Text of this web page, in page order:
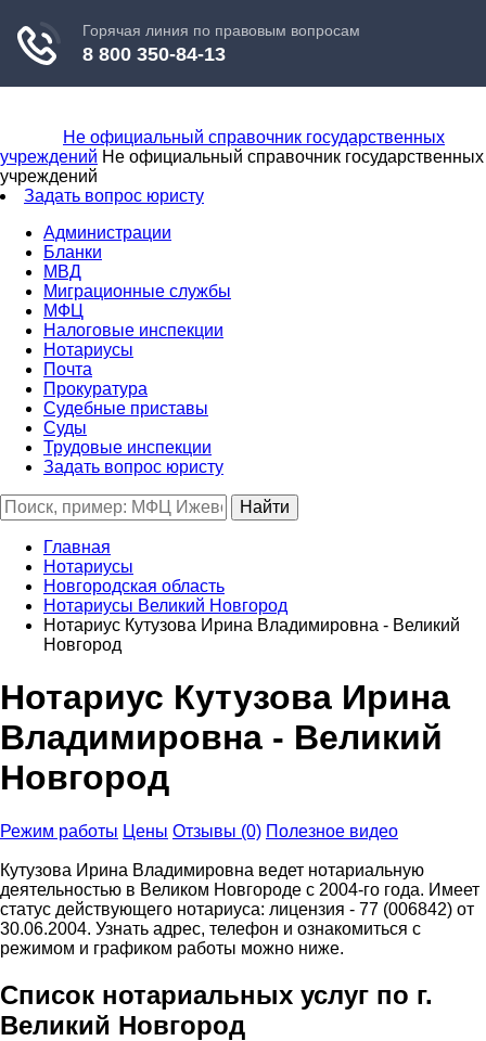
Не официальный справочник государственных
учреждений Не официальный справочник государственных
учреждений
Задать вопрос юристу
Администрации
Бланки
МВД
Миграционные службы
МФЦ
Налоговые инспекции
Нотариусы
Почта
Прокуратура
Судебные приставы
Суды
Трудовые инспекции
Задать вопрос юристу
Главная
Нотариусы
Новгородская область
Нотариусы Великий Новгород
Нотариус Кутузова Ирина Владимировна - Великий
Новгород
Нотариус Кутузова Ирина
Владимировна - Великий
Новгород
Режим работы Цены Отзывы (0) Полезное видео
Кутузова Ирина Владимировна ведет нотариальную
деятельностью в Великом Новгороде с 2004-го года. Имеет
статус действующего нотариуса: лицензия - 77 (006842) от
30.06.2004. Узнать адрес, телефон и ознакомиться с
режимом и графиком работы можно ниже.
Список нотариальных услуг по г.
Великий Новгород